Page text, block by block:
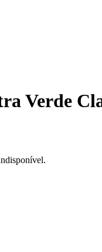
Verde